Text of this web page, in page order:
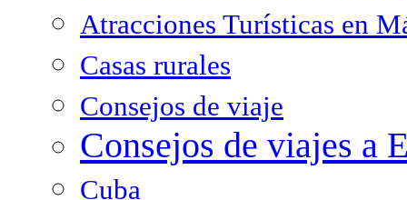
Atracciones Turísticas en
Casas rurales
Consejos de viaje
Consejos de viajes a
Cuba